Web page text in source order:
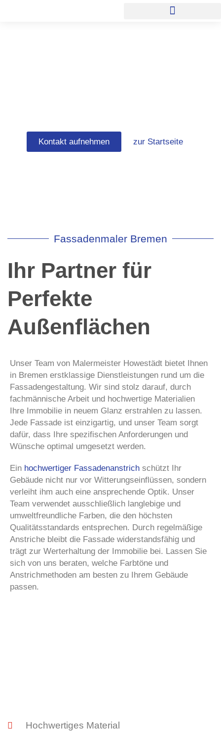
Kontakt aufnehmen zur Startseite
Fassadenmaler Bremen
Ihr Partner für
Perfekte
Außenflächen
Unser Team von Malermeister Howestädt bietet Ihnen
in Bremen erstklassige Dienstleistungen rund um die
Fassadengestaltung. Wir sind stolz darauf, durch
fachmännische Arbeit und hochwertige Materialien
Ihre Immobilie in neuem Glanz erstrahlen zu lassen.
Jede Fassade ist einzigartig, und unser Team sorgt
dafür, dass Ihre spezifischen Anforderungen und
Wünsche optimal umgesetzt werden.
Ein hochwertiger Fassadenanstrich schützt Ihr
Gebäude nicht nur vor Witterungseinflüssen, sondern
verleiht ihm auch eine ansprechende Optik. Unser
Team verwendet ausschließlich langlebige und
umweltfreundliche Farben, die den höchsten
Qualitätsstandards entsprechen. Durch regelmäßige
Anstriche bleibt die Fassade widerstandsfähig und
trägt zur Werterhaltung der Immobilie bei. Lassen Sie
sich von uns beraten, welche Farbtöne und
Anstrichmethoden am besten zu Ihrem Gebäude
passen.
Hochwertiges Material